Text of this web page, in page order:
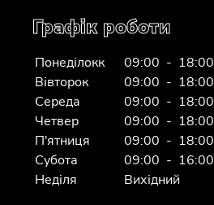
Графік роботи
Понеділокк
09:00 - 18:00
Вівторок
09:00 - 18:00
Середа
09:00 - 18:00
Четвер
09:00 - 18:00
П'ятниця
09:00 - 18:00
Субота
09:00 - 16:00
Неділя
Вихідний